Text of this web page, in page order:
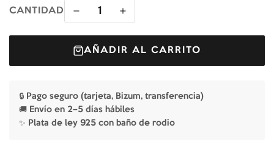
CANTIDAD 1
AÑADIR AL CARRITO
🔒 Pago seguro (tarjeta, Bizum, transferencia)
🚚 Envío en 2–5 días hábiles
✨ Plata de ley 925 con baño de rodio